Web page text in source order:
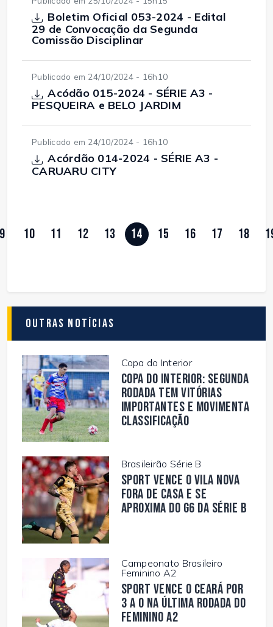
Boletim Oficial 053-2024 - Edital
29 de Convocação da Segunda
Comissão Disciplinar
Publicado em 24/10/2024 - 16h10
Acódão 015-2024 - SÉRIE A3 -
PESQUEIRA e BELO JARDIM
Publicado em 24/10/2024 - 16h10
Acórdão 014-2024 - SÉRIE A3 -
CARUARU CITY
9 10 11 12 13 14 15 16 17 18
Outras Notícias
Copa do Interior
Copa do Interior: segunda
rodada tem vitórias
importantes e movimenta
classificação
Brasileirão Série B
Sport vence o Vila Nova
fora de casa e se
aproxima do G6 da Série B
Campeonato Brasileiro
Feminino A2
Sport vence o Ceará por
3 a 0 na última rodada do
Feminino A2